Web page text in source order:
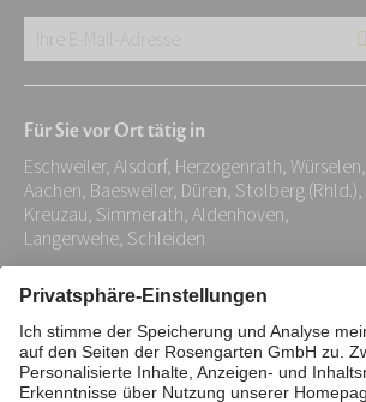
E-
Adresse:
*
Für Sie vor Ort tätig in
Eschweiler, Alsdorf, Herzogenrath, Würselen,
Aachen, Baesweiler, Düren, Stolberg (Rhld.),
Kreuzau, Simmerath, Aldenhoven,
Langerwehe, Schleiden
Impressum Datenschutz
Stiftung
Interne Meldestelle
Zahlungsmittel